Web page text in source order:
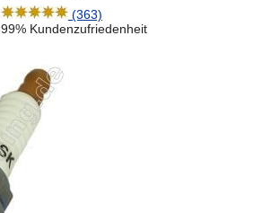
(363)
99% Kundenzufriedenheit